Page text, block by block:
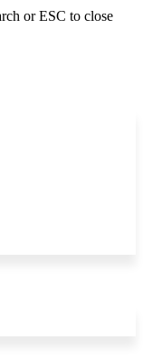
or ESC to close